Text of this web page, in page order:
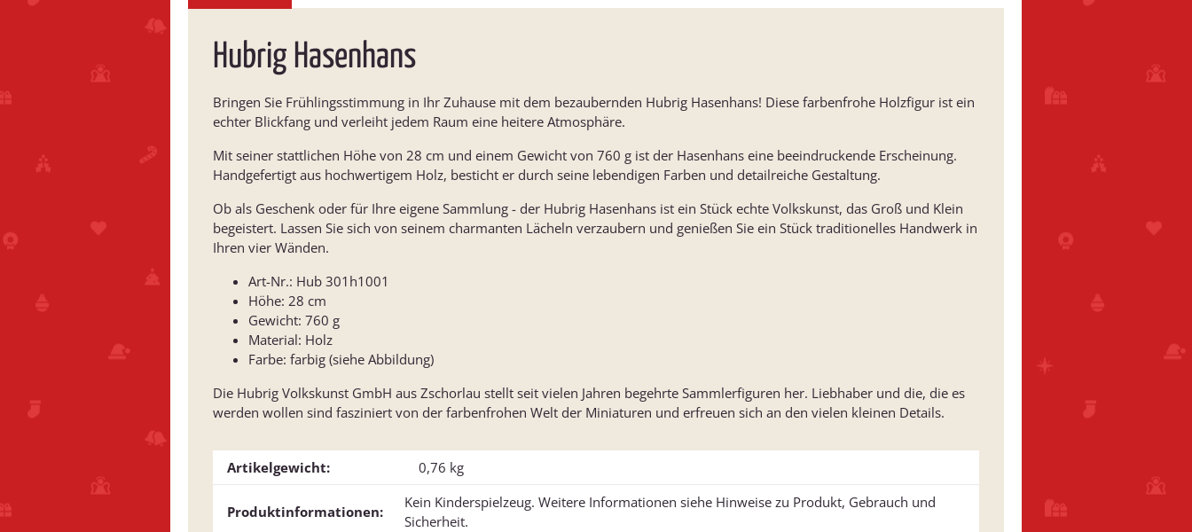
Hubrig Hasenhans
Bringen Sie Frühlingsstimmung in Ihr Zuhause mit dem bezaubernden Hubrig Hasenhans! Diese farbenfrohe Holzfigur ist ein
echter Blickfang und verleiht jedem Raum eine heitere Atmosphäre.
Mit seiner stattlichen Höhe von 28 cm und einem Gewicht von 760 g ist der Hasenhans eine beeindruckende Erscheinung.
Handgefertigt aus hochwertigem Holz, besticht er durch seine lebendigen Farben und detailreiche Gestaltung.
Ob als Geschenk oder für Ihre eigene Sammlung - der Hubrig Hasenhans ist ein Stück echte Volkskunst, das Groß und Klein
begeistert. Lassen Sie sich von seinem charmanten Lächeln verzaubern und genießen Sie ein Stück traditionelles Handwerk in
Ihren vier Wänden.
Art-Nr.: Hub 301h1001
Höhe: 28 cm
Gewicht: 760 g
Material: Holz
Farbe: farbig (siehe Abbildung)
Die Hubrig Volkskunst GmbH aus Zschorlau stellt seit vielen Jahren begehrte Sammlerfiguren her. Liebhaber und die, die es
werden wollen sind fasziniert von der farbenfrohen Welt der Miniaturen und erfreuen sich an den vielen kleinen Details.
Artikelgewicht: 0,76 kg
Produktinformationen:
Kein Kinderspielzeug. Weitere Informationen siehe Hinweise zu Produkt, Gebrauch und
Sicherheit.